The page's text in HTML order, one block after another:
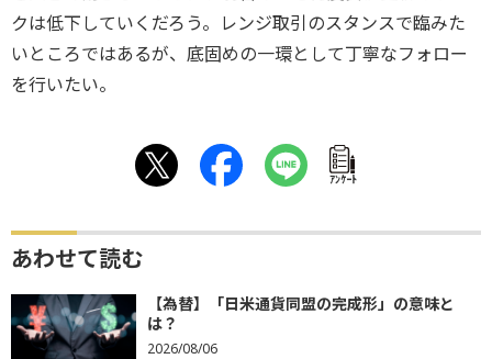
クは低下していくだろう。レンジ取引のスタンスで臨みた
いところではあるが、底固めの一環として丁寧なフォロー
を行いたい。
ｱﾝｹｰﾄ
あわせて読む
【為替】「日米通貨同盟の完成形」の意味と
は？
2026/08/06